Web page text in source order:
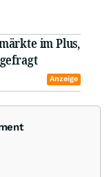
im Plus,
Anzeige